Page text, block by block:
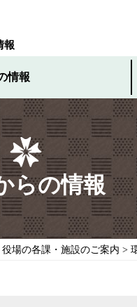
報
情報
らの情報
役場の各課・施設のご案内 >